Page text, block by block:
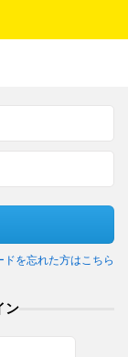
ドを忘れた方はこちら
ン